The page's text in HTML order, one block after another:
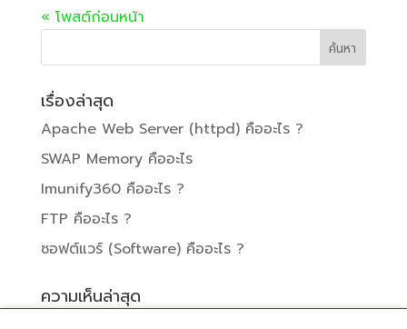
« โพสต์ก่อนหน้า
เรื่องล่าสุด
Apache Web Server (httpd) คืออะไร ?
SWAP Memory คืออะไร
Imunify360 คืออะไร ?
FTP คืออะไร ?
ซอฟต์แวร์ (Software) คืออะไร ?
ความเห็นล่าสุด